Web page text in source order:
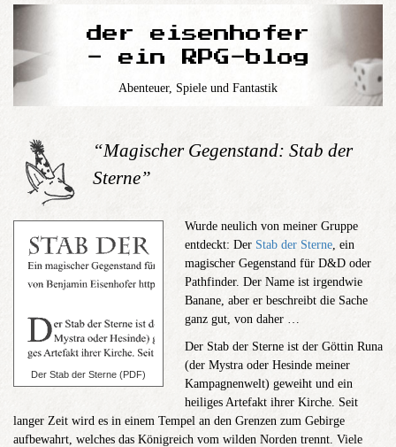
der eisenhofer
- ein RPG-blog
Abenteuer, Spiele und Fantastik
“Magischer Gegenstand: Stab der
Sterne”
Der Stab der Sterne (PDF)
Wurde neulich von meiner Gruppe
entdeckt: Der Stab der Sterne, ein
magischer Gegenstand für D&D oder
Pathfinder. Der Name ist irgendwie
Banane, aber er beschreibt die Sache
ganz gut, von daher …
Der Stab der Sterne ist der Göttin Runa
(der Mystra oder Hesinde meiner
Kampagnenwelt) geweiht und ein
heiliges Artefakt ihrer Kirche. Seit
langer Zeit wird es in einem Tempel an den Grenzen zum Gebirge
aufbewahrt, welches das Königreich vom wilden Norden trennt. Viele